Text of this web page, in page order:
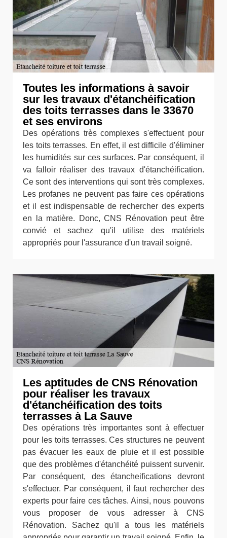
Toutes les informations à savoir
sur les travaux d'étanchéification
des toits terrasses dans le 33670
et ses environs
Des opérations très complexes s'effectuent pour
les toits terrasses. En effet, il est difficile d'éliminer
les humidités sur ces surfaces. Par conséquent, il
va falloir réaliser des travaux d'étanchéification.
Ce sont des interventions qui sont très complexes.
Les profanes ne peuvent pas faire ces opérations
et il est indispensable de rechercher des experts
en la matière. Donc, CNS Rénovation peut être
convié et sachez qu'il utilise des matériels
appropriés pour l'assurance d'un travail soigné.
Les aptitudes de CNS Rénovation
pour réaliser les travaux
d'étanchéification des toits
terrasses à La Sauve
Des opérations très importantes sont à effectuer
pour les toits terrasses. Ces structures ne peuvent
pas évacuer les eaux de pluie et il est possible
que des problèmes d'étanchéité puissent survenir.
Par conséquent, des étancheifications devront
s'effectuer. Par conséquent, il faut rechercher des
experts pour faire ces tâches. Ainsi, nous pouvons
vous proposer de vous adresser à CNS
Rénovation. Sachez qu'il a tous les matériels